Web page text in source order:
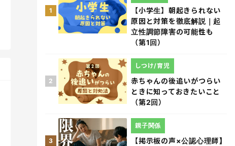
1
【小学生】朝起きられない
原因と対策を徹底解説｜起
立性調節障害の可能性も
（第1回）
2
赤ちゃんの後追いがつらい
ときに知っておきたいこと
（第2回）
しつけ/育児
3
【掲示板の声×公認心理師】
親子関係